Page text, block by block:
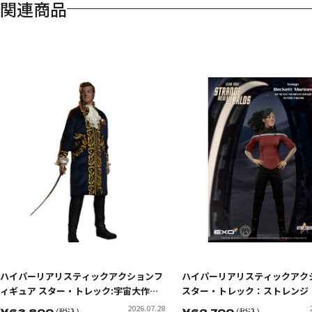
関連商品
ハイパーリアリスティックアクションフ
ィギュア スター・トレック:宇宙大作戦
ゴトス星の怪人 トレレイン
2026.07.28
ハイパーリアリスティックアク
スター・トレック：ストレンジ
ー・ワールド ベケットマリナ